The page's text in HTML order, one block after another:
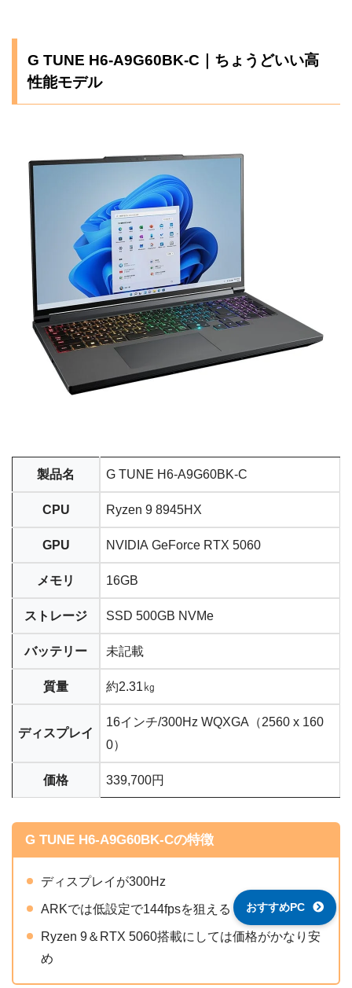
G TUNE H6-A9G60BK-C｜ちょうどいい高
性能モデル
製品名 G TUNE H6-A9G60BK-C
CPU Ryzen 9 8945HX
GPU NVIDIA GeForce RTX 5060
メモリ 16GB
ストレージ SSD 500GB NVMe
バッテリー 未記載
質量 約2.31㎏
ディスプレイ
16インチ/300Hz WQXGA（2560 x 160
0）
価格 339,700円
G TUNE H6-A9G60BK-Cの特徴
ディスプレイが300Hz
ARKでは低設定で144fpsを狙える
Ryzen 9＆RTX 5060搭載にしては価格がかなり安
め
おすすめPC